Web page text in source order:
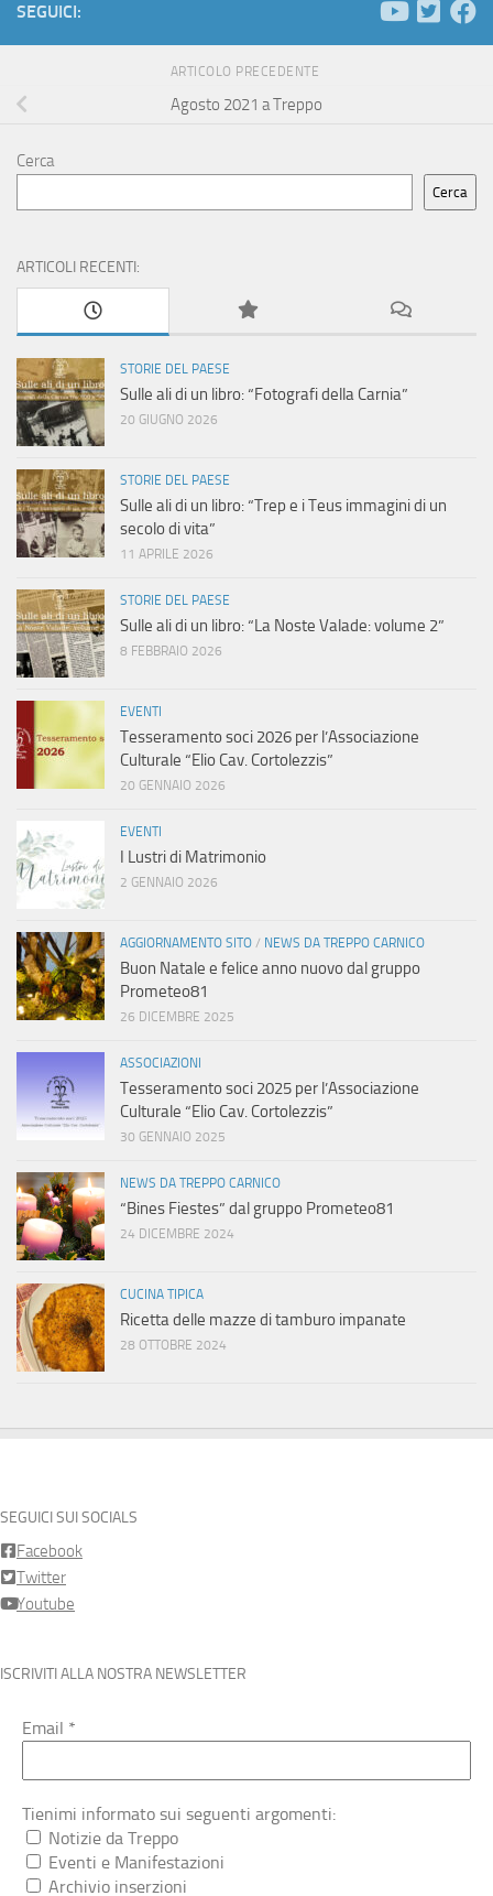
SEGUICI:
ARTICOLO PRECEDENTE
Agosto 2021 a Treppo
Cerca
Cerca
ARTICOLI RECENTI:
STORIE DEL PAESE
Sulle ali di un libro: “Fotografi della Carnia”
20 GIUGNO 2026
STORIE DEL PAESE
Sulle ali di un libro: “Trep e i Teus immagini di un
secolo di vita”
11 APRILE 2026
STORIE DEL PAESE
Sulle ali di un libro: “La Noste Valade: volume 2”
8 FEBBRAIO 2026
EVENTI
Tesseramento soci 2026 per l’Associazione
Culturale “Elio Cav. Cortolezzis”
20 GENNAIO 2026
EVENTI
I Lustri di Matrimonio
2 GENNAIO 2026
AGGIORNAMENTO SITO / NEWS DA TREPPO CARNICO
Buon Natale e felice anno nuovo dal gruppo
Prometeo81
26 DICEMBRE 2025
ASSOCIAZIONI
Tesseramento soci 2025 per l’Associazione
Culturale “Elio Cav. Cortolezzis”
30 GENNAIO 2025
NEWS DA TREPPO CARNICO
“Bines Fiestes” dal gruppo Prometeo81
24 DICEMBRE 2024
CUCINA TIPICA
Ricetta delle mazze di tamburo impanate
28 OTTOBRE 2024
SEGUICI SUI SOCIALS
Facebook
Twitter
Youtube
ISCRIVITI ALLA NOSTRA NEWSLETTER
Email *
Tienimi informato sui seguenti argomenti:
Notizie da Treppo
Eventi e Manifestazioni
Archivio inserzioni